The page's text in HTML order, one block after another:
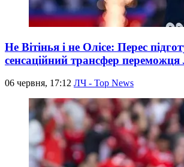
Не Вітінья і не Олісе: Перес
сенсаційний трансфер переможця
06 червня, 17:12 ЛЧ - Top News